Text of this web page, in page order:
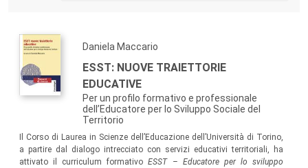
Daniela Maccario
ESST: NUOVE TRAIETTORIE
EDUCATIVE
Per un profilo formativo e professionale
dell’Educatore per lo Sviluppo Sociale del
Territorio
Il Corso di Laurea in Scienze dell’Educazione dell’Università di Torino,
a partire dal dialogo intrecciato con servizi educativi territoriali, ha
attivato il curriculum formativoESST – Educatore per lo sviluppo